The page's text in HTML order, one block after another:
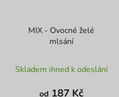
MIX - Ovocné želé
mlsání
hodnocení
produktu
Skladem ihned k odeslání
od 187 Kč